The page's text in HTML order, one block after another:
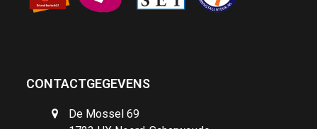
CONTACTGEGEVENS
De Mossel 69